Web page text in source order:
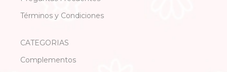
Términos y Condiciones
CATEGORIAS
Complementos